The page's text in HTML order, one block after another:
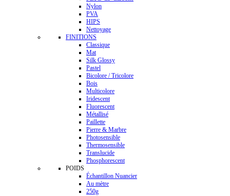
Nylon
PVA
HIPS
Nettoyage
FINITIONS
Classique
Mat
Silk Glossy
Pastel
Bicolore / Tricolore
Bois
Multicolore
Iridescent
Fluorescent
Métallisé
Paillette
Pierre & Marbre
Photosensible
Thermosensible
Translucide
Phosphorescent
POIDS
Échantillon Nuancier
Au mètre
250g